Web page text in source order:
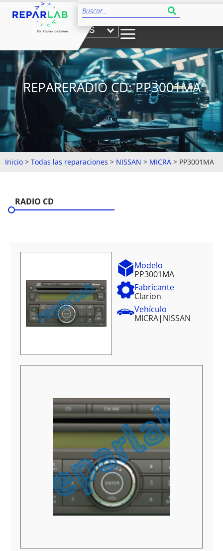
ES
REPARERADIO CD: PP3001MA
Inicio > Todas las reparaciones > NISSAN > MICRA > PP3001MA
RADIO CD
Modelo
PP3001MA
Fabricante
Clarion
Vehículo
MICRA| NISSAN